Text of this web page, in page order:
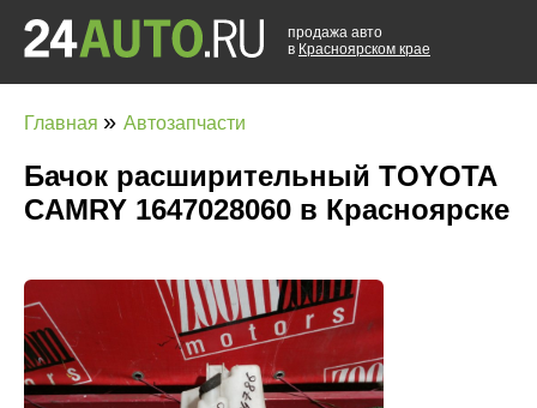
продажа авто
в Красноярском крае
Главная » Автозапчасти
Бачок расширительный TOYOTA
CAMRY 1647028060 в Красноярске